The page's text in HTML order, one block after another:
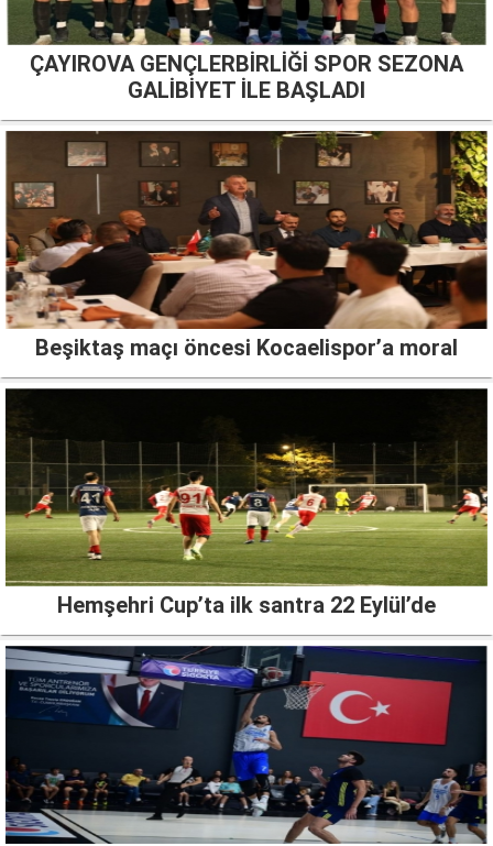
ÇAYIROVA GENÇLERBİRLİĞİ SPOR SEZONA
GALİBİYET İLE BAŞLADI
Beşiktaş maçı öncesi Kocaelispor’a moral
Hemşehri Cup’ta ilk santra 22 Eylül’de